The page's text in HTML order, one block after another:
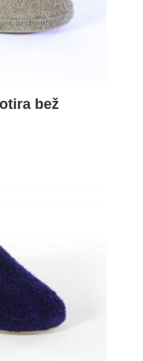
bež